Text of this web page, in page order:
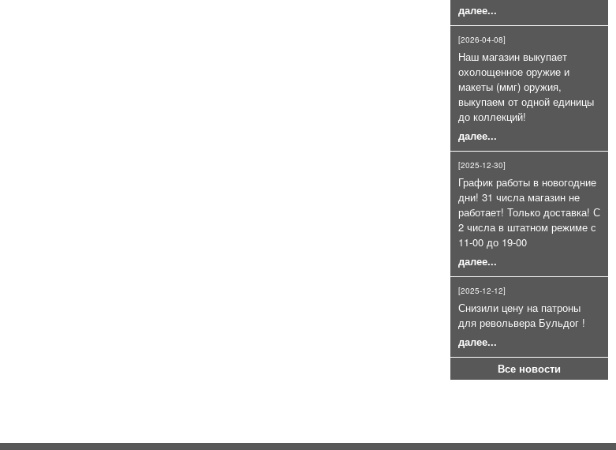
Газовый баллончик Black OS+CS
Патроны сигнальные 4 калибра
для СПШ ракетницы (26, 5 мм.)
400руб.
Холостой патрон 9Р.А (9П,А)
9Х22мм пачка 20шт
далее...
[2026-04-08]
Наш магазин выкупает
охолощенное оружие и
макеты (ммг) оружия,
выкупаем от одной единицы
до коллекций!
далее...
[2025-12-30]
График работы в новогодние
дни! 31 числа магазин не
работает! Только доставка! С
2 числа в штатном режиме с
11-00 до 19-00
далее...
[2025-12-12]
Снизили цену на патроны
для револьвера Бульдог !
далее...
Все новости